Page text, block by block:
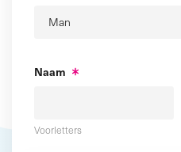
Naam
Voorletters